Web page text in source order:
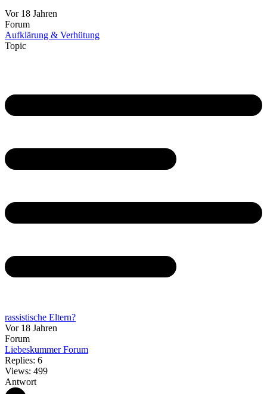
Vor 18 Jahren
Forum
Aufklärung & Verhütung
Topic
rassistische Eltern?
Vor 18 Jahren
Forum
Liebeskummer Forum
Replies: 6
Views: 499
Antwort